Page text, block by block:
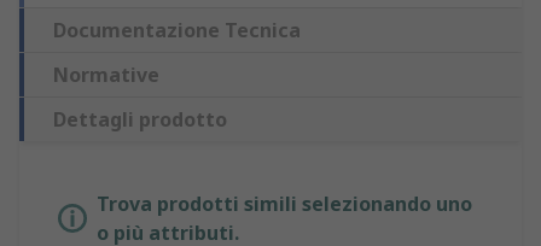
Documentazione Tecnica
Normative
Dettagli prodotto
Trova prodotti simili selezionando uno
o più attributi.